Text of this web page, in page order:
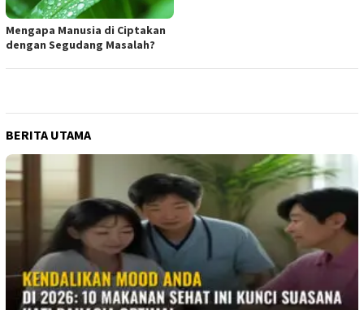
Mengapa Manusia di Ciptakan
dengan Segudang Masalah?
BERITA UTAMA